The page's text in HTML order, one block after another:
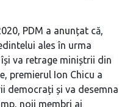
PDM a anunțat că,
ales în urma
va retrage miniștrii din
premierul Ion Chicu a
democrați și va desemna
noii membri ai